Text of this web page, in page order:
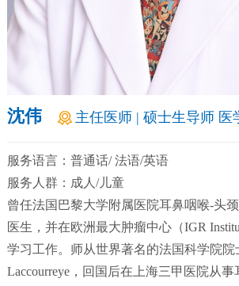
沈伟 主任医师 | 硕士生导师 医
服务语言：普通话/ 法语/英语
服务人群：成人/儿童
曾任法国巴黎大学附属医院耳鼻咽喉-头
医生，并在欧洲最大肿瘤中心（IGR
学习工作。师从世界著名的法国科学院院
Laccourreye，回国后在上海三甲医院从事